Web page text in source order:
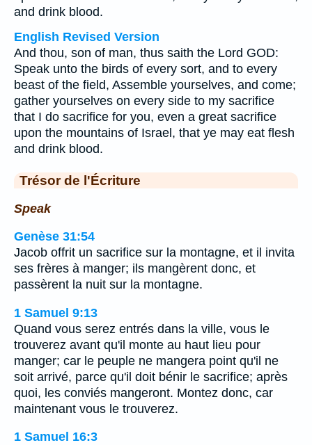
and drink blood.
English Revised Version
And thou, son of man, thus saith the Lord GOD:
Speak unto the birds of every sort, and to every
beast of the field, Assemble yourselves, and come;
gather yourselves on every side to my sacrifice
that I do sacrifice for you, even a great sacrifice
upon the mountains of Israel, that ye may eat flesh
and drink blood.
Trésor de l'Écriture
Speak
Genèse 31:54
Jacob offrit un sacrifice sur la montagne, et il invita
ses frères à manger; ils mangèrent donc, et
passèrent la nuit sur la montagne.
1 Samuel 9:13
Quand vous serez entrés dans la ville, vous le
trouverez avant qu'il monte au haut lieu pour
manger; car le peuple ne mangera point qu'il ne
soit arrivé, parce qu'il doit bénir le sacrifice; après
quoi, les conviés mangeront. Montez donc, car
maintenant vous le trouverez.
1 Samuel 16:3